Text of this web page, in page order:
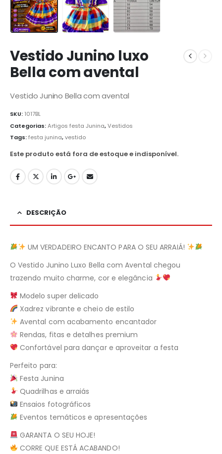
Vestido Junino luxo
Bella com avental
Vestido Junino Bella com avental
SKU: 1017BL
Categorias:Artigos festa Junina,Vestidos
Tags:festa junina,vestido
Este produto está fora de estoque e indisponível.
DESCRIÇÃO
UM VERDADEIRO ENCANTO PARA O SEU ARRAIÁ!
O Vestido Junino Luxo Bella com Avental chegou
trazendo muito charme, cor e elegância
Modelo super delicado
Xadrez vibrante e cheio de estilo
Avental com acabamento encantador
Rendas, fitas e detalhes premium
Confortável para dançar e aproveitar a festa
Perfeito para:
Festa Junina
Quadrilhas e arraiás
Ensaios fotográficos
Eventos temáticos e apresentações
GARANTA O SEU HOJE!
CORRE QUE ESTÁ ACABANDO!